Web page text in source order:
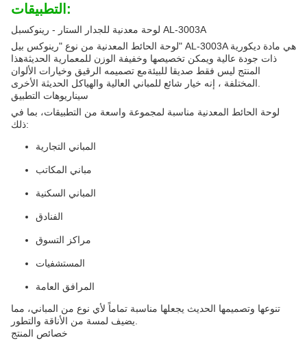
التطبيقات:
لوحة معدنية للجدار الستار - رينوكسبل AL-3003A
لوحة الحائط المعدنية من نوع "رينوكس بيل" AL-3003A هي مادة ديكورية
ذات جودة عالية ويمكن تخصيصها وخفيفة الوزن للمعمارية الحديثةهذا
المنتج ليس فقط صديقا للبيئةمع تصميمه الرقيق وخيارات الألوان
سيناريوهات التطبيق
لوحة الحائط المعدنية مناسبة لمجموعة واسعة من التطبيقات، بما في
ذلك:
المباني التجارية
مباني المكاتب
المباني السكنية
الفنادق
مراكز التسوق
المستشفيات
المرافق العامة
تنوعها وتصميمها الحديث يجعلها مناسبة تماماً لأي نوع من المباني، مما
خصائص المنتج